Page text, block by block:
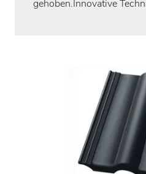
gehoben.Innovative